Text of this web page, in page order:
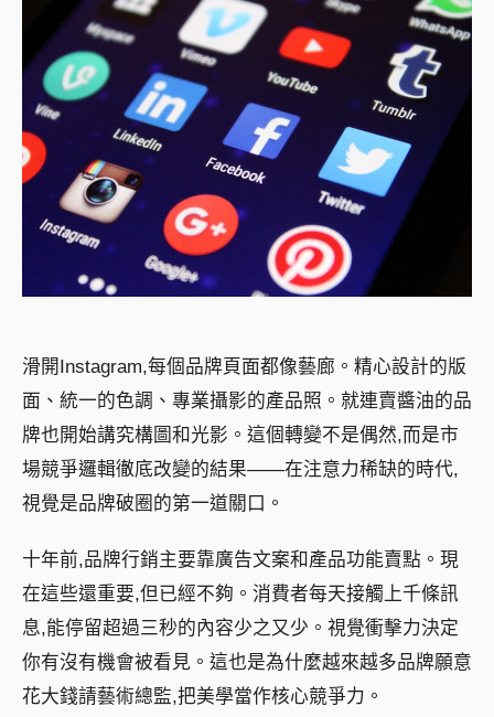
滑開Instagram,每個品牌頁面都像藝廊。精心設計的版
面、統一的色調、專業攝影的產品照。就連賣醬油的品
牌也開始講究構圖和光影。這個轉變不是偶然,而是市
場競爭邏輯徹底改變的結果——在注意力稀缺的時代,
視覺是品牌破圈的第一道關口。
十年前,品牌行銷主要靠廣告文案和產品功能賣點。現
在這些還重要,但已經不夠。消費者每天接觸上千條訊
息,能停留超過三秒的內容少之又少。視覺衝擊力決定
你有沒有機會被看見。這也是為什麼越來越多品牌願意
花大錢請藝術總監,把美學當作核心競爭力。